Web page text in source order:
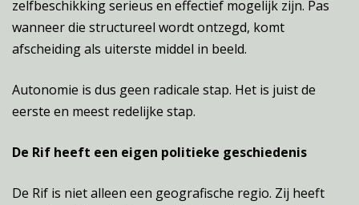
zelfbeschikking serieus en effectief mogelijk zijn. Pas
wanneer die structureel wordt ontzegd, komt
afscheiding als uiterste middel in beeld.
Autonomie is dus geen radicale stap. Het is juist de
eerste en meest redelijke stap.
De Rif heeft een eigen politieke geschiedenis
De Rif is niet alleen een geografische regio. Zij heeft